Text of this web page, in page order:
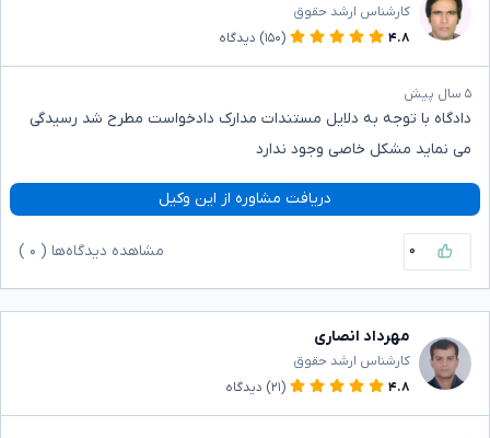
کارشناس ارشد حقوق
۴.۸
(۱۵۰) دیدگاه
۵ سال پیش
دادگاه با توجه به دلایل مستندات مدارک دادخواست مطرح شد رسیدگی
می نماید مشکل خاصی وجود ندارد
دریافت مشاوره از این وکیل
۰ مشاهده دیدگاه‌ها ( ۰
مهرداد انصاری
کارشناس ارشد حقوق
۴.۸
(۲۱) دیدگاه